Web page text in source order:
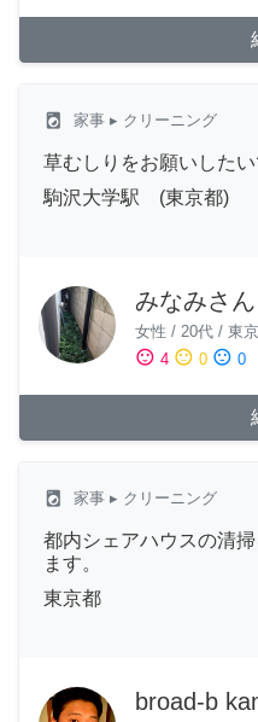
local_laundry_service 家事 ▸ クリーニング
草むしりをお願いした
駒沢大学駅 (東京都)
みなみさん
女性 / 20代 / 東
sentiment_satisfied 4 sentiment_neutral 0 sentiment_dissatisfied 0
local_laundry_service 家事 ▸ クリーニング
都内シェアハウスの清
ます。
東京都
broad-b